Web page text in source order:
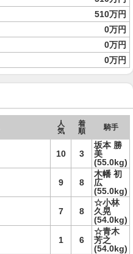
510万円
0万円
0万円
0万円
人
気
着
順
騎手
10 3
坂本 勝
美
(55.0kg)
9 8
木幡 初
広
(55.0kg)
7 8
☆小林
久晃
(54.0kg)
1 6
☆青木
芳之
(54.0kg)